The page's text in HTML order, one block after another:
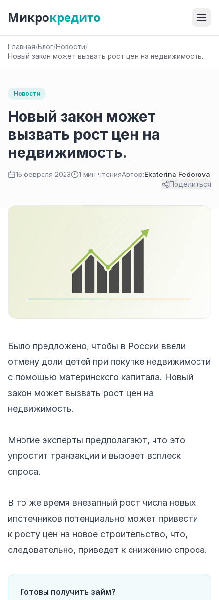
Микрокредито
Главная/Блог/Новости/
Новый закон может вызвать рост цен на недвижимость.
Новости
Новый закон может
вызвать рост цен на
недвижимость.
15 февраля 2023 1 мин чтенияАвтор:Ekaterina Fedorova
Поделиться
Было предложено, чтобы в России ввели
отмену доли детей при покупке недвижимости
с помощью материнского капитала. Новый
закон может вызвать рост цен на
недвижимость.
Многие эксперты предполагают, что это
упростит транзакции и вызовет всплеск
спроса.
В то же время внезапный рост числа новых
ипотечников потенциально может привести
к росту цен на новое строительство, что,
следовательно, приведет к снижению спроса.
Готовы получить займ?